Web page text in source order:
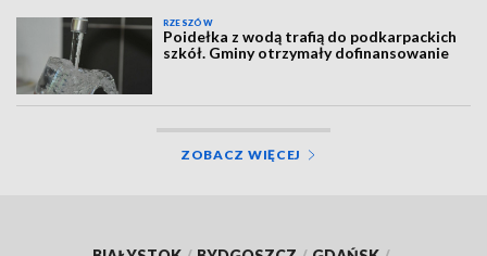
RZESZÓW
Poidełka z wodą trafią do podkarpackich
szkół. Gminy otrzymały dofinansowanie
ZOBACZ WIĘCEJ